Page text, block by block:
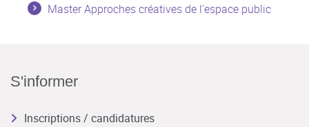
Master Approches créatives de l'espace public
S'informer
Inscriptions / candidatures